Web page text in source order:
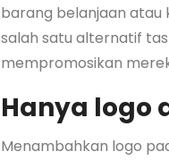
barang belanjaan atau
salah satu alternatif
mempromosikan
Hanya logo
Menambahkan logo